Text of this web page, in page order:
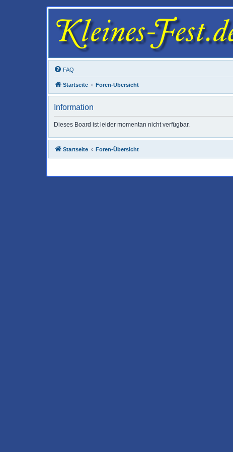
FAQ
Startseite Foren-Übersicht
Information
Dieses Board ist leider momentan nicht verfügbar.
Startseite Foren-Übersicht